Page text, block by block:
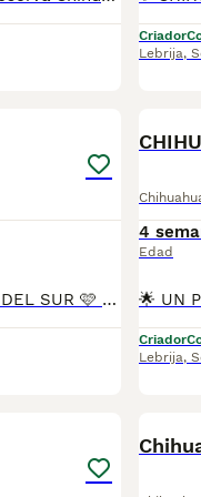
Criador
Lebrija,
🩷 CHIHUAHUA HEMBRA DISPONIBLE EN MASCOTAS DEL SUR 🩷 Si buscas una compañera pequeña, dulce y llena de personalidad, tenemos disponible una preciosa Chihuahua hembra, criada en ambiente familiar con mucho cariño y los mejores cuidados desde sus primeros días. En Mascotas del Sur contamos con Núcleo Zoológico autorizado, licencia de apertura y código de explotación, garantizando confianza, transparencia y bienestar en cada cachorro. 📍 Sevilla 📞 611 723 226 📸 Instagram: @mimascotasdelsur057 Nuestra cachorrita se entrega: 🐾 Revisada por veterinario. 🐾 Con microchip. 🐾 Pasaporte y cartilla sanitaria. 🐾 Vacunada y desparasitada. 🐾 Contrato con garantías víricas y congénitas. 🚚 Envíos a toda España. (Transporte no incluido en el precio). También disponemos de: 📱 Videollamada antes de la reserva. 🏡 Recogida en nuestras instalaciones. 🔒 Reserva y posibilidad de pago contrareembolso. 💶 El precio publicado es el precio real. Solo buscamos familias responsables que quieran darle un hogar lleno de cariño y dedicación. #Chihuahua #ChihuahuaHembra #ChihuahuaEspaña #CachorrosChihuahua #PerrosDeCompañia #MascotasDelSur057 #MascotasDelSur #CachorrosSevilla #CriaderoAutorizado #NucleoZoologico #PerrosFelices #CachorrosEspaña #AmorAnimal
4
Edad
Criador
Lebrija,